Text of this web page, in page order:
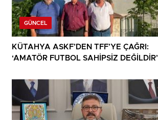
GÜNCEL
KÜTAHYA ASKF’DEN TFF’YE ÇAĞRI:
‘AMATÖR FUTBOL SAHİPSİZ DEĞİLDİR’